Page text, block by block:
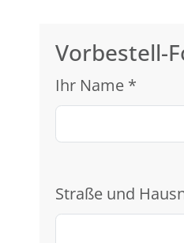
Vorbestell-
Ihr Name *
Straße und